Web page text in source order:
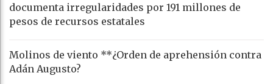
documenta irregularidades por 191 millones de
pesos de recursos estatales
Molinos de viento **¿Orden de aprehensión contra
Adán Augusto?